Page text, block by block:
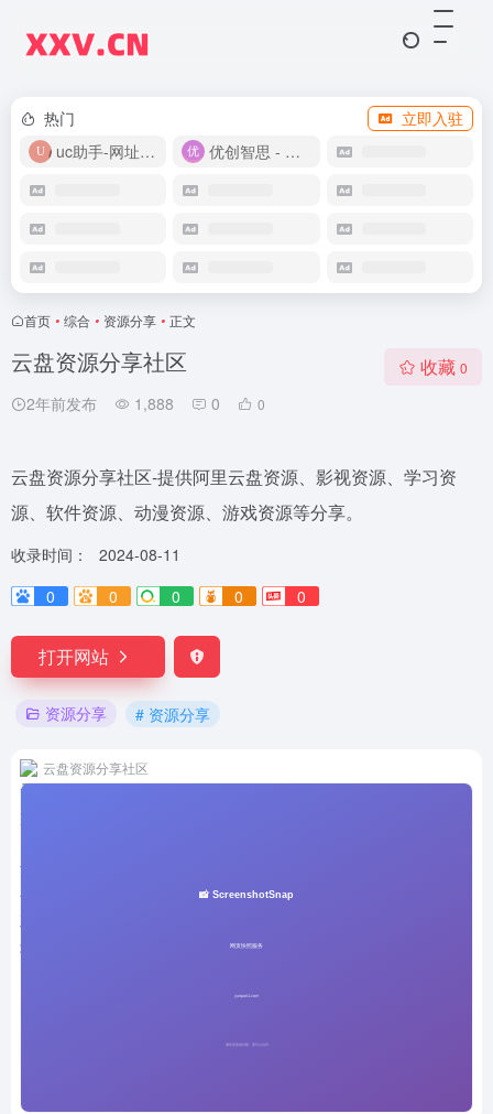
热门
立即入驻
uc助手-网址导航
优创智思 - 一站式 AI 智能创作平台
首页 • 综合 • 资源分享 • 正文
云盘资源分享社区
2年前发布 1,888 0 0
收藏 0
云盘资源分享社区-提供阿里云盘资源、影视资源、学习资
源、软件资源、动漫资源、游戏资源等分享。
收录时间：
2024-08-11
0
0 0 0 0
打开网站
资源分享 # 资源分享
云盘资源分享社区